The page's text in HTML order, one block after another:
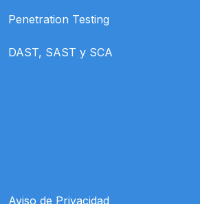
Penetration Testing
DAST, SAST y SCA
Aviso de Privacidad